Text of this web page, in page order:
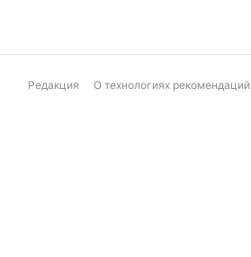
Редакция О технологиях рекомендаций